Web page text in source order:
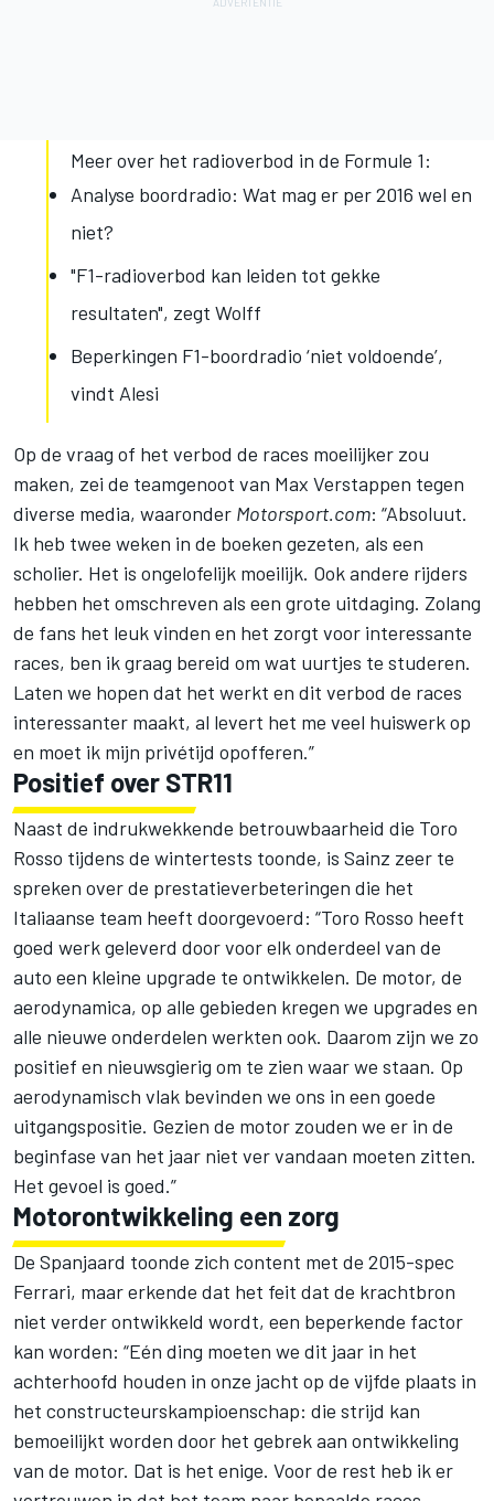
Meer over het radioverbod in de Formule 1:
Analyse boordradio: Wat mag er per 2016 wel en
niet?
"F1-radioverbod kan leiden tot gekke
resultaten", zegt Wolff
Beperkingen F1-boordradio ‘niet voldoende’,
vindt Alesi
Op de vraag of het verbod de races moeilijker zou
maken, zei de teamgenoot van Max Verstappen tegen
diverse media, waaronder Motorsport.com: “Absoluut.
Ik heb twee weken in de boeken gezeten, als een
scholier. Het is ongelofelijk moeilijk. Ook andere rijders
hebben het omschreven als een grote uitdaging. Zolang
de fans het leuk vinden en het zorgt voor interessante
races, ben ik graag bereid om wat uurtjes te studeren.
Laten we hopen dat het werkt en dit verbod de races
interessanter maakt, al levert het me veel huiswerk op
en moet ik mijn privétijd opofferen.”
Positief over STR11
Naast de indrukwekkende betrouwbaarheid die Toro
Rosso tijdens de wintertests toonde, is Sainz zeer te
spreken over de prestatieverbeteringen die het
Italiaanse team heeft doorgevoerd: “Toro Rosso heeft
goed werk geleverd door voor elk onderdeel van de
auto een kleine upgrade te ontwikkelen. De motor, de
aerodynamica, op alle gebieden kregen we upgrades en
alle nieuwe onderdelen werkten ook. Daarom zijn we zo
positief en nieuwsgierig om te zien waar we staan. Op
aerodynamisch vlak bevinden we ons in een goede
uitgangspositie. Gezien de motor zouden we er in de
beginfase van het jaar niet ver vandaan moeten zitten.
Het gevoel is goed.”
Motorontwikkeling een zorg
De Spanjaard toonde zich content met de 2015-spec
Ferrari, maar erkende dat het feit dat de krachtbron
niet verder ontwikkeld wordt, een beperkende factor
kan worden: “Eén ding moeten we dit jaar in het
achterhoofd houden in onze jacht op de vijfde plaats in
het constructeurskampioenschap: die strijd kan
bemoeilijkt worden door het gebrek aan ontwikkeling
van de motor. Dat is het enige. Voor de rest heb ik er